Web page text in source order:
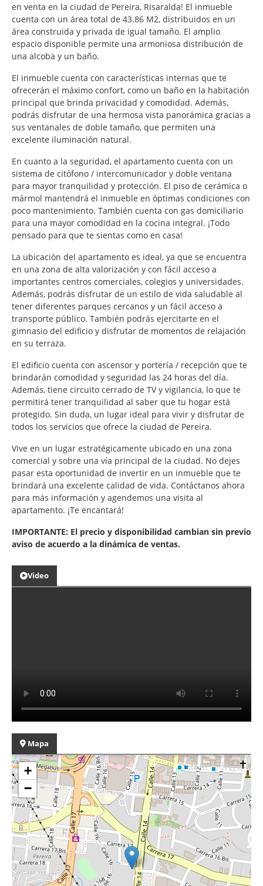
en venta en la ciudad de Pereira, Risaralda! El inmueble
cuenta con un área total de 43.86 M2, distribuidos en un
área construida y privada de igual tamaño. El amplio
espacio disponible permite una armoniosa distribución de
una alcoba y un baño.
El inmueble cuenta con características internas que te
ofrecerán el máximo confort, como un baño en la habitación
principal que brinda privacidad y comodidad. Además,
podrás disfrutar de una hermosa vista panorámica gracias a
sus ventanales de doble tamaño, que permiten una
excelente iluminación natural.
En cuanto a la seguridad, el apartamento cuenta con un
sistema de citófono / intercomunicador y doble ventana
para mayor tranquilidad y protección. El piso de cerámica o
mármol mantendrá el inmueble en óptimas condiciones con
poco mantenimiento. También cuenta con gas domiciliario
para una mayor comodidad en la cocina integral. ¡Todo
pensado para que te sientas como en casa!
La ubicación del apartamento es ideal, ya que se encuentra
en una zona de alta valorización y con fácil acceso a
importantes centros comerciales, colegios y universidades.
Además, podrás disfrutar de un estilo de vida saludable al
tener diferentes parques cercanos y un fácil acceso a
transporte público. También podrás ejercitarte en el
gimnasio del edificio y disfrutar de momentos de relajación
en su terraza.
El edificio cuenta con ascensor y portería / recepción que te
brindarán comodidad y seguridad las 24 horas del día.
Además, tiene circuito cerrado de TV y vigilancia, lo que te
permitirá tener tranquilidad al saber que tu hogar está
protegido. Sin duda, un lugar ideal para vivir y disfrutar de
todos los servicios que ofrece la ciudad de Pereira.
Vive en un lugar estratégicamente ubicado en una zona
comercial y sobre una vía principal de la ciudad. No dejes
pasar esta oportunidad de invertir en un inmueble que te
brindará una excelente calidad de vida. Contáctanos ahora
para más información y agendemos una visita al
apartamento. ¡Te encantará!
IMPORTANTE: El precio y disponibilidad cambian sin previo
aviso de acuerdo a la dinámica de ventas.
Video
Mapa
+
−